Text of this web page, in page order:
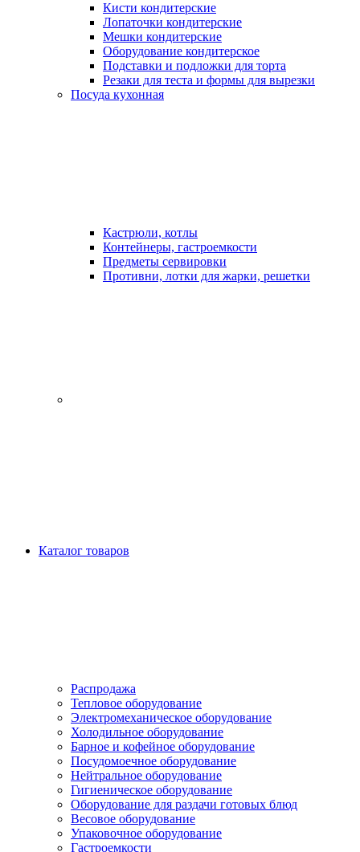
Кисти кондитерские
Лопаточки кондитерские
Мешки кондитерские
Оборудование кондитерское
Подставки и подложки для торта
Резаки для теста и формы для вырезки
Посуда кухонная
Кастрюли, котлы
Контейнеры, гастроемкости
Предметы сервировки
Противни, лотки для жарки, решетки
Каталог товаров
Распродажа
Тепловое оборудование
Электромеханическое оборудование
Холодильное оборудование
Барное и кофейное оборудование
Посудомоечное оборудование
Нейтральное оборудование
Гигиеническое оборудование
Оборудование для раздачи готовых блюд
Весовое оборудование
Упаковочное оборудование
Гастроемкости